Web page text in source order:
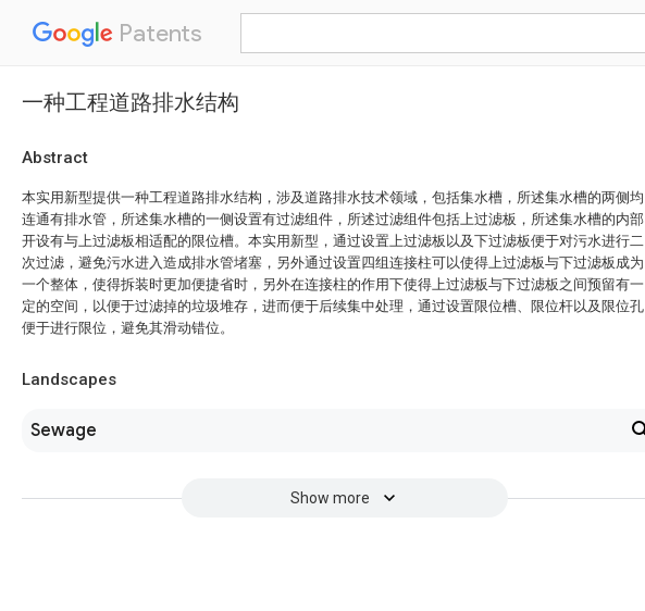
Patents
一种工程道路排水结构
Abstract
本实用新型提供一种工程道路排水结构，涉及道路排水技术领域，包括集水槽，所述集水槽的两侧均
连通有排水管，所述集水槽的一侧设置有过滤组件，所述过滤组件包括上过滤板，所述集水槽的内部
开设有与上过滤板相适配的限位槽。本实用新型，通过设置上过滤板以及下过滤板便于对污水进行二
次过滤，避免污水进入造成排水管堵塞，另外通过设置四组连接柱可以使得上过滤板与下过滤板成为
一个整体，使得拆装时更加便捷省时，另外在连接柱的作用下使得上过滤板与下过滤板之间预留有一
定的空间，以便于过滤掉的垃圾堆存，进而便于后续集中处理，通过设置限位槽、限位杆以及限位孔
便于进行限位，避免其滑动错位。
Landscapes
Sewage
Show more